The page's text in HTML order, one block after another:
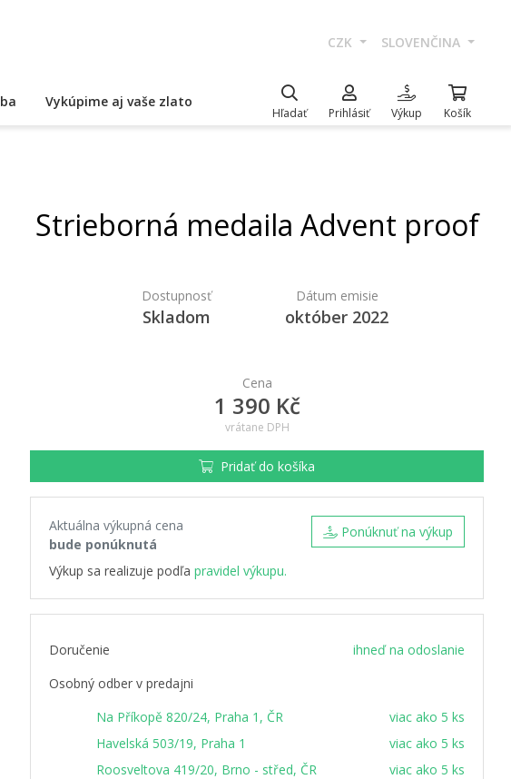
CZK SLOVENČINA
Vykúpime aj vaše zlato
Hľadať Prihlásiť Výkup Košík
Strieborná medaila Advent proof
Dostupnosť
Skladom
Dátum emisie
október 2022
Cena
1 390 Kč
vrátane DPH
Pridať do košíka
Aktuálna výkupná cena
bude ponúknutá
Výkup sa realizuje podľa pravidel výkupu.
Ponúknuť na výkup
Doručenie
ihneď na odoslanie
Osobný odber v predajni
Na Příkopě 820/24, Praha 1, ČR
viac ako 5 ks
Havelská 503/19, Praha 1
viac ako 5 ks
Roosveltova 419/20, Brno - střed, ČR
viac ako 5 ks